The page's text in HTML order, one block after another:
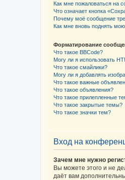
Как мне пожаловаться на
Что означает кнопка
Почему моё сообщение
Как мне вновь поднять
Форматирование
Что такое BBCode?
Могу ли я использовать
Что такое смайлики?
Могу ли я добавлять
Что такое важные
Что такое объявления?
Что такое прилепленные
Что такое закрытые темы?
Что такое значки тем?
Вход на
Зачем мне нужно
Вы можете этого и не
даёт вам